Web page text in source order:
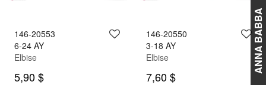
ANNA BABBA
146-20553
6-24 AY
Elbise
5,90 $
146-20550
3-18 AY
Elbise
7,60 $